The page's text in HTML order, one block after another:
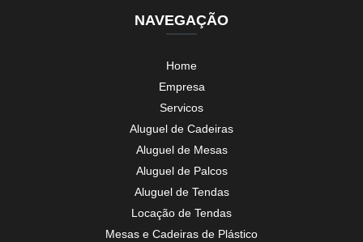
NAVEGAÇÃO
Home
Empresa
Servicos
Aluguel de Cadeiras
Aluguel de Mesas
Aluguel de Palcos
Aluguel de Tendas
Locação de Tendas
Mesas e Cadeiras de Plástico